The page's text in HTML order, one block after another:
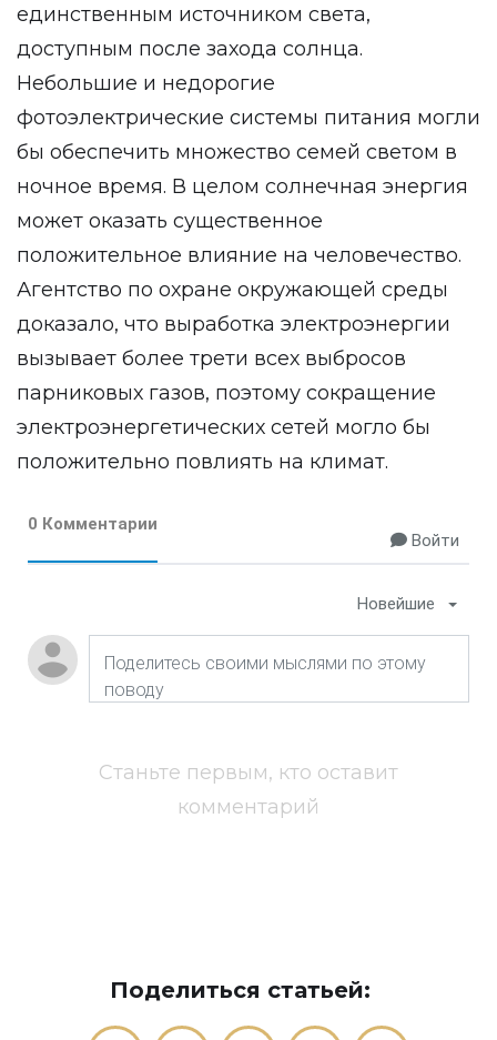
единственным источником света,
доступным после захода солнца.
Небольшие и недорогие
фотоэлектрические системы питания могли
бы обеспечить множество семей светом в
ночное время. В целом солнечная энергия
может оказать существенное
положительное влияние на человечество.
Агентство по охране окружающей среды
доказало, что выработка электроэнергии
вызывает более трети всех выбросов
парниковых газов, поэтому сокращение
электроэнергетических сетей могло бы
положительно повлиять на климат.
0 Комментарии
Войти
Новейшие
Станьте первым, кто оставит
комментарий
Поделиться статьей: